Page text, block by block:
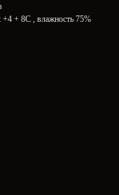
+4 + 8С , влажность 75%